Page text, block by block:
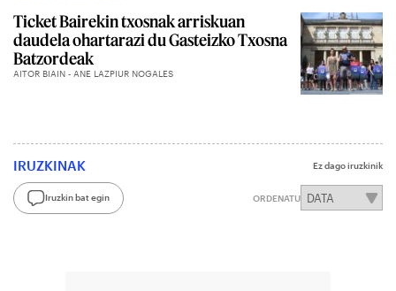
Ticket Bairekin txosnak arriskuan
daudela ohartarazi du Gasteizko Txosna
Batzordeak
AITOR BIAIN - ANE LAZPIUR NOGALES
IRUZKINAK Ez dago iruzkinik
Iruzkin bat egin ORDENATU